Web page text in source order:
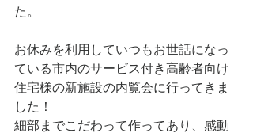
た。
お休みを利用していつもお世話になっ
ている市内のサービス付き高齢者向け
住宅様の新施設の内覧会に行ってきま
した！
細部までこだわって作ってあり、感動